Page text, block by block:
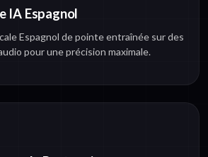
IA Espagnol
Espagnol de pointe entraînée sur des
pour une précision maximale.